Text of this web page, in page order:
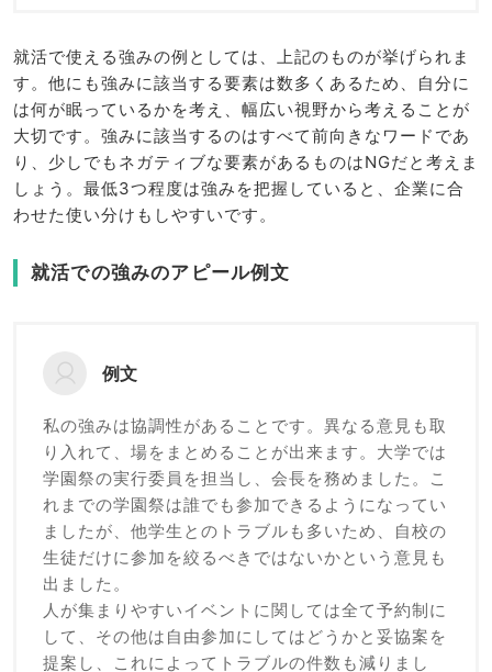
就活で使える強みの例としては、上記のものが挙げられま
す。他にも強みに該当する要素は数多くあるため、自分に
は何が眠っているかを考え、幅広い視野から考えることが
大切です。強みに該当するのはすべて前向きなワードであ
り、少しでもネガティブな要素があるものはNGだと考えま
しょう。最低3つ程度は強みを把握していると、企業に合
わせた使い分けもしやすいです。
就活での強みのアピール例文
例文
私の強みは協調性があることです。異なる意見も取
り入れて、場をまとめることが出来ます。大学では
学園祭の実行委員を担当し、会長を務めました。こ
れまでの学園祭は誰でも参加できるようになってい
ましたが、他学生とのトラブルも多いため、自校の
生徒だけに参加を絞るべきではないかという意見も
出ました。
人が集まりやすいイベントに関しては全て予約制に
して、その他は自由参加にしてはどうかと妥協案を
提案し、これによってトラブルの件数も減りまし